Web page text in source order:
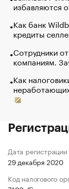
избавляются
Как банк
кредиты
Сотрудники
компаниям.
Как
Дата регистрации
29 декабря 2020
Код налогового